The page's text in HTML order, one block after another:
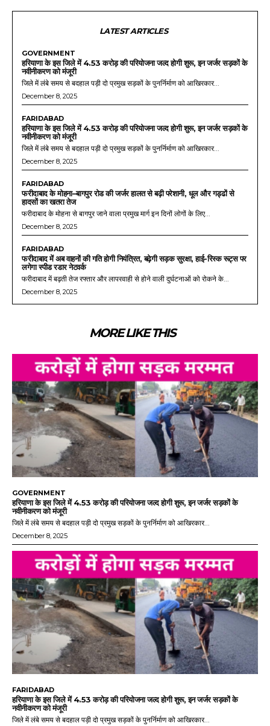
LATEST ARTICLES
GOVERNMENT
हरियाणा के इस जिले में 4.53 करोड़ की परियोजना जल्द होगी शुरू, इन जर्जर सड़कों के
नवीनीकरण को मंजूरी
जिले में लंबे समय से बदहाल पड़ी दो प्रमुख सड़कों के पुनर्निर्माण को आखिरकार...
December 8, 2025
FARIDABAD
हरियाणा के इस जिले में 4.53 करोड़ की परियोजना जल्द होगी शुरू, इन जर्जर सड़कों के
नवीनीकरण को मंजूरी
जिले में लंबे समय से बदहाल पड़ी दो प्रमुख सड़कों के पुनर्निर्माण को आखिरकार...
December 8, 2025
FARIDABAD
फरीदाबाद के मोहना–बागपुर रोड की जर्जर हालत से बढ़ी परेशानी, धूल और गड्ढों से
हादसों का खतरा तेज
फरीदाबाद के मोहना से बागपुर जाने वाला प्रमुख मार्ग इन दिनों लोगों के लिए...
December 8, 2025
FARIDABAD
फरीदाबाद में अब वाहनों की गति होगी नियंत्रित, बढ़ेगी सड़क सुरक्षा, हाई-रिस्क रूट्स पर
लगेगा स्पीड रडार नेटवर्क
फरीदाबाद में बढ़ती तेज रफ्तार और लापरवाही से होने वाली दुर्घटनाओं को रोकने के...
December 8, 2025
MORE LIKE THIS
GOVERNMENT
हरियाणा के इस जिले में 4.53 करोड़ की परियोजना जल्द होगी शुरू, इन जर्जर सड़कों के
नवीनीकरण को मंजूरी
जिले में लंबे समय से बदहाल पड़ी दो प्रमुख सड़कों के पुनर्निर्माण को आखिरकार...
December 8, 2025
FARIDABAD
हरियाणा के इस जिले में 4.53 करोड़ की परियोजना जल्द होगी शुरू, इन जर्जर सड़कों के
नवीनीकरण को मंजूरी
जिले में लंबे समय से बदहाल पड़ी दो प्रमुख सड़कों के पुनर्निर्माण को आखिरकार...